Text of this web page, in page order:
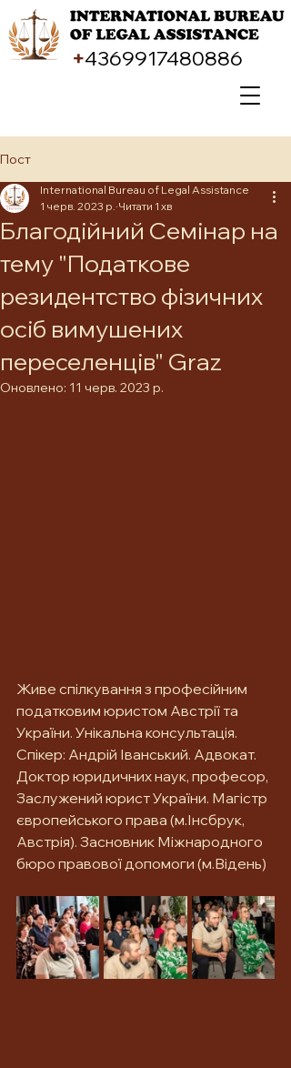
+4369917480886
Пост
Благодійний Семінар на
тему "Податкове
резидентство фізичних
осіб вимушених
переселенців" Graz
International Bureau of Legal Assistance
1 черв. 2023 р. Читати 1 хв
Оновлено: 11 черв. 2023 р.
Живе спілкування з професійним
податковим юристом Австрії та
України. Унікальна консультація.
Спікер: Андрій Іванський. Адвокат.
Доктор юридичних наук, професор,
Заслужений юрист України. Магістр
європейського права (м.Інсбрук,
Австрія). Засновник Міжнародного
бюро правової допомоги (м.Відень)